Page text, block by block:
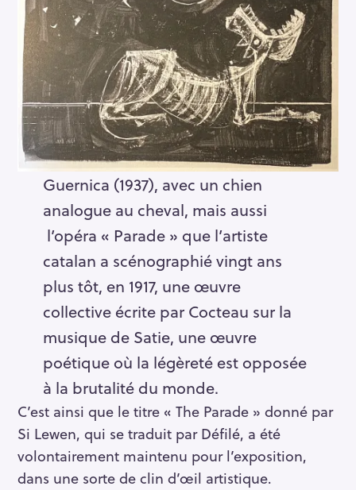
Guernica (1937), avec un chien
analogue au cheval, mais aussi
l’opéra « Parade » que l’artiste
catalan a scénographié vingt ans
plus tôt, en 1917, une œuvre
collective écrite par Cocteau sur la
musique de Satie, une œuvre
poétique où la légèreté est opposée
à la brutalité du monde.
C’est ainsi que le titre « The Parade » donné par
Si Lewen, qui se traduit par Défilé, a été
volontairement maintenu pour l’exposition,
dans une sorte de clin d’œil artistique.